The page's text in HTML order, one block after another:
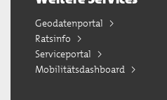
Geodatenportal
Ratsinfo
Serviceportal
Mobilitätsdashboard